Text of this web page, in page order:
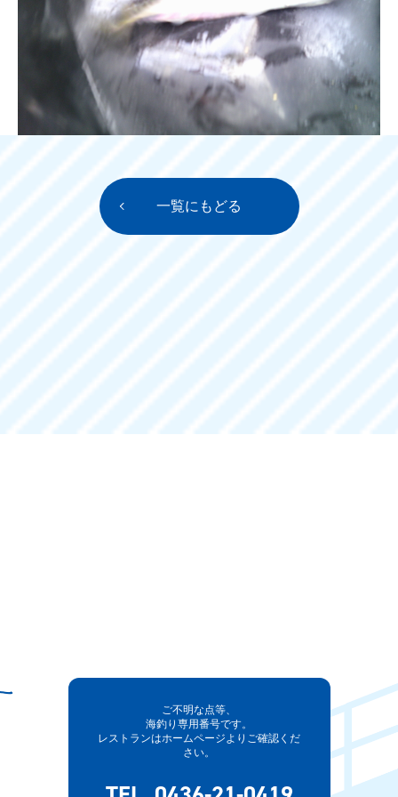
一覧にもどる
ご不明な点等、
海釣り専用番号です。
レストランはホームページよりご確認くだ
さい。